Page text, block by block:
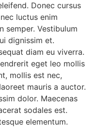
Donec cursus
luctus enim
Vestibulum
dignissim et.
diam eu viverra.
eget leo mollis
mollis est nec,
mauris a auctor.
dolor. Maecenas
sodales est.
elementum.